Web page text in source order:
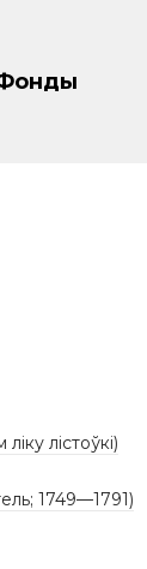
лістоўкі)
1749—1791)